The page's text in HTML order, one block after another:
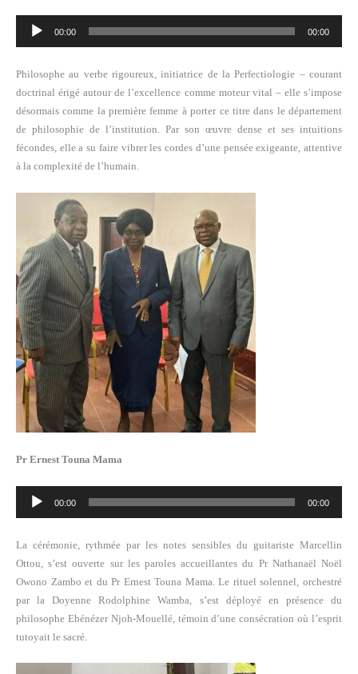
Lecteur
audio
00:00 00:00
Philosophe au verbe rigoureux, initiatrice de la Perfectiologie – courant
doctrinal érigé autour de l’excellence comme moteur vital – elle s’impose
désormais comme la première femme à porter ce titre dans le département
de philosophie de l’institution. Par son œuvre dense et ses intuitions
fécondes, elle a su faire vibrer les cordes d’une pensée exigeante, attentive
à la complexité de l’humain.
Pr Ernest Touna Mama
Lecteur
audio
00:00 00:00
La cérémonie, rythmée par les notes sensibles du guitariste Marcellin
Ottou, s’est ouverte sur les paroles accueillantes du Pr Nathanaël Noël
Owono Zambo et du Pr Ernest Touna Mama. Le rituel solennel, orchestré
par la Doyenne Rodolphine Wamba, s’est déployé en présence du
philosophe Ebénézer Njoh-Mouellé, témoin d’une consécration où l’esprit
tutoyait le sacré.